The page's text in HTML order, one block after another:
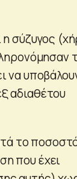
η σύζυγος
να
αδιαθέτου
το
που έχει